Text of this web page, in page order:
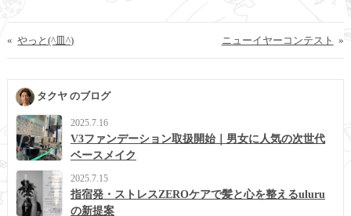
« やっと(^皿^) »
ニューイヤーコンテスト
タクヤ のブログ
2025.7.16
V3ファンデーション取扱開始｜男女に人気の次世代
ベースメイク
2025.7.15
指宿発・ストレスZEROケアで髪と心を整えるuluru
の新提案